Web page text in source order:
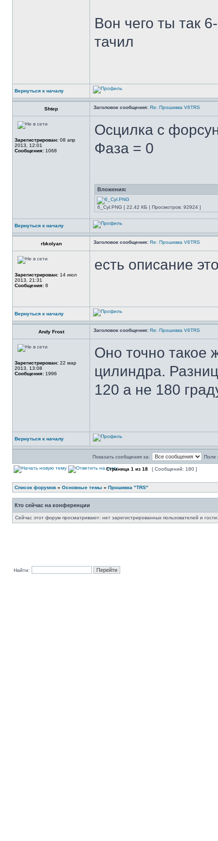
Вон чего ты так
тачил
Вернуться к началу
Shtep Заголовок сообщения: Re: Прошивка V6TRS
Зарегистрирован: 08 апр
2013, 12:01
Сообщения: 1068
Осцилка с
Фаза = 0
Вложения:
6_Cyl.PNG [ 22.42 КБ | Просмотров: 92924 ]
Вернуться к началу
rbkolyan Заголовок сообщения: Re: Прошивка V6TRS
Зарегистрирован: 14 июл
2013, 21:31
Сообщения: 8
есть описание
Вернуться к началу
Andy Frost Заголовок сообщения: Re: Прошивка V6TRS
Зарегистрирован: 22 мар
2013, 13:08
Сообщения: 1996
Оно точно такое
цилиндра.
120 а не 180
Вернуться к началу
Показать сообщения за: Поле
Страница 1 из 18 [ Сообщений: 180 ]
Список форумов » Основные темы » Прошивка "TRS"
Кто сейчас на конференции
Сейчас этот форум просматривают: нет зарегистрированных пользователей и
Найти: